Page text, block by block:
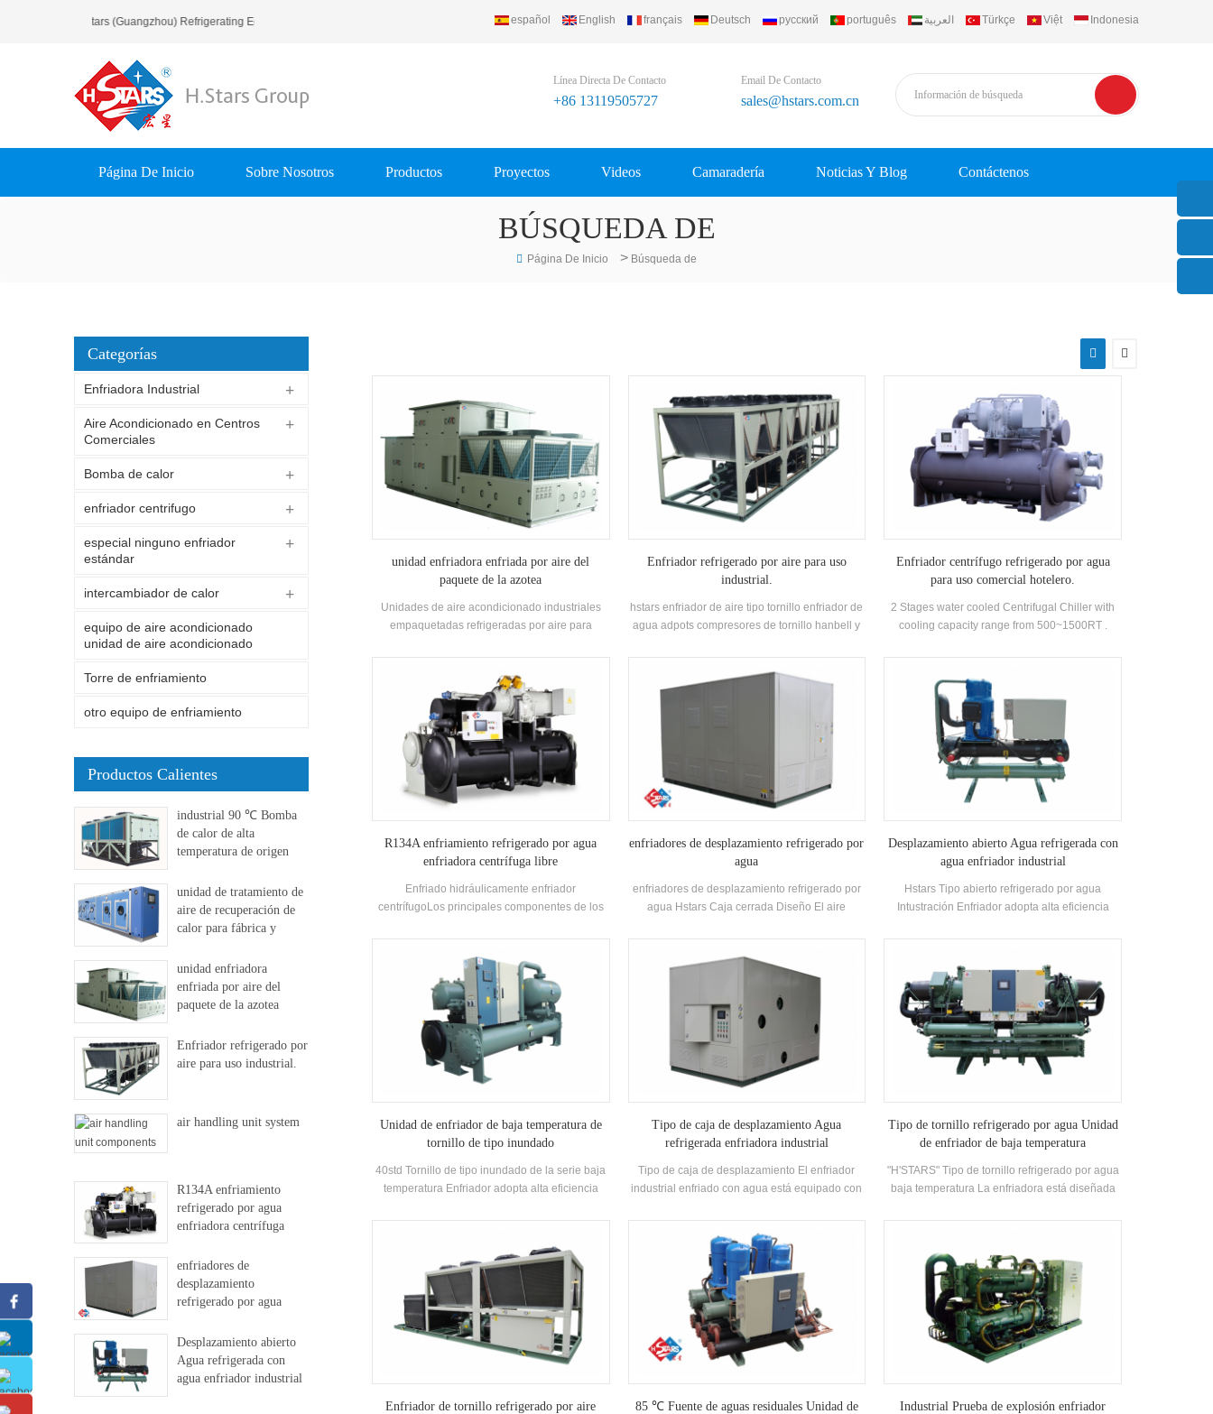
Bienvenido A H.Stars (Guangzhou) Refrigerating Equipment Group Ltd.. español English français Deutsch русский português العربية Türkçe Việt Indonesia
Línea Directa De Contacto
+86 13119505727
Email De Contacto
sales@hstars.com.cn
Página De Inicio Sobre Nosotros Productos Proyectos Videos Camaradería Noticias Y Blog Contáctenos
BÚSQUEDA DE
Página De Inicio > Búsqueda de
unidad enfriadora enfriada por aire del
paquete de la azotea
Unidades de aire acondicionado industriales
empaquetadas refrigeradas por aire para
ofrece soluciones para la industria farmacéutica,
la industria electrónica, la industria del
automóvil, la industria de impresión y alimentos,
edificios comerciales, tratamiento de COV y
protección del medio ambiente, calidad del aire
interior, ventilación marina
Enfriador refrigerado por aire para uso
industrial.
hstars enfriador de aire tipo tornillo enfriador de
agua adpots compresores de tornillo hanbell y
para uso industrial. Alta calidad con fácil
manejo.
Enfriador centrífugo refrigerado por agua
para uso comercial hotelero.
2 Stages water cooled Centrifugal Chiller with
cooling capacity range from 500~1500RT .
performing, so future-proof that once it’s
installed, you may never have to think about it
again. Low maintance cost.
R134A enfriamiento refrigerado por agua
enfriadora centrífuga libre
Enfriado hidráulicamente enfriador
centrífugoLos principales componentes de los
polos Compresores centrífugos, tipo rociado
(Falling-Film) Evaporadores, sistemas de
recirculación de líquidos refrigerantes, Tipo de
flash Economizadores y troncos de placa de
orificio Dispositivos. Aplicaciones: Se utiliza
principalmente en sistemas de aire
acondicionado central y enfriamiento del
proceso industrial
enfriadores de desplazamiento refrigerado por
agua
enfriadores de desplazamiento refrigerado por
agua Hstars Caja cerrada Diseño El aire
de tipo dividido, que se usa ampliamente en
hogares y pequeñas oficinas. Los
acondicionadores de aire del gabinete tienen
las ventajas de la alta potencia y el viento fuerte.
PODER. La unidad tiene 8 especificaciones
estándar y entrada de agua de enfriamiento
Temperatura. Rango 21-35 °C. Marca: Hstars
enfriamientoCapacidad Range: 25.7kw ~
147.7kw Aplicaciones: Fábrica, restaurante,
centro comercial, oficina y otro aire
acondicionado Sistemas.
Desplazamiento abierto Agua refrigerada con
agua enfriador industrial
Hstars Tipo abierto refrigerado por agua
Intustración Enfriador adopta alta eficiencia
electrónico, equipados con excelente
condensador de enfriamiento y Evaporador
Unidad de enfriador de baja temperatura de
tornillo de tipo inundado
40std Tornillo de tipo inundado de la serie baja
temperatura Enfriador adopta alta eficiencia
yfabricado alta eficiencia Evaporador de tipo
recuperación de calor se puede configurar en
función de las necesidades térmicas del cliente.
La unidad tiene 39 especificaciones estándar.
Tipo de caja de desplazamiento Agua
refrigerada enfriadora industrial
Tipo de caja de desplazamiento El enfriador
industrial enfriado con agua está equipado con
circulante de acuerdo con la capacidad de
enfriamiento, con compresores de marca bien
conocidos y control electrónico componentes.
Está equipado con alta eficiencia Shell-and-
tube Condensadores y Evaporadores.
Tipo de tornillo refrigerado por agua Unidad
de enfriador de baja temperatura
"H'STARS" Tipo de tornillo refrigerado por agua
baja temperatura La enfriadora está diseñada
enfriamiento. Requiere una gama completa de
diferentes capacidades de enfriamiento y
temperatura Requisitos. Marca: H'stars
Enfriador de tornillo refrigerado por aire
85 ℃ Fuente de aguas residuales Unidad de
Industrial Prueba de explosión enfriador
Categorías
Enfriadora Industrial
Aire Acondicionado en Centros
Comerciales
Bomba de calor
enfriador centrifugo
especial ninguno enfriador
estándar
intercambiador de calor
equipo de aire acondicionado
unidad de aire acondicionado
Torre de enfriamiento
otro equipo de enfriamiento
Productos Calientes
industrial 90 ℃ Bomba
de calor de alta
temperatura de origen
unidad de tratamiento de
aire de recuperación de
calor para fábrica y
unidad enfriadora
enfriada por aire del
paquete de la azotea
Enfriador refrigerado por
aire para uso industrial.
air handling unit system
R134A enfriamiento
refrigerado por agua
enfriadora centrífuga
enfriadores de
desplazamiento
refrigerado por agua
Desplazamiento abierto
Agua refrigerada con
agua enfriador industrial